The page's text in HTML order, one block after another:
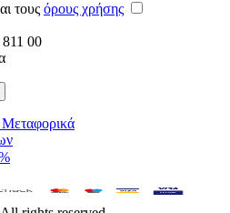
τους όρους χρήσης
811 00